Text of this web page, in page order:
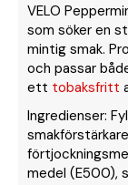
VELO
som söker en
mintig smak.
och passar
ett tobaksfritt
Ingredienser:
medel (E500),